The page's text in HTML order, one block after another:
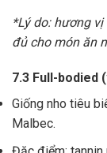
*Lý do: hương
đủ cho món ăn
7.3 Full-bodied
Giống nho tiêu
Malbec.